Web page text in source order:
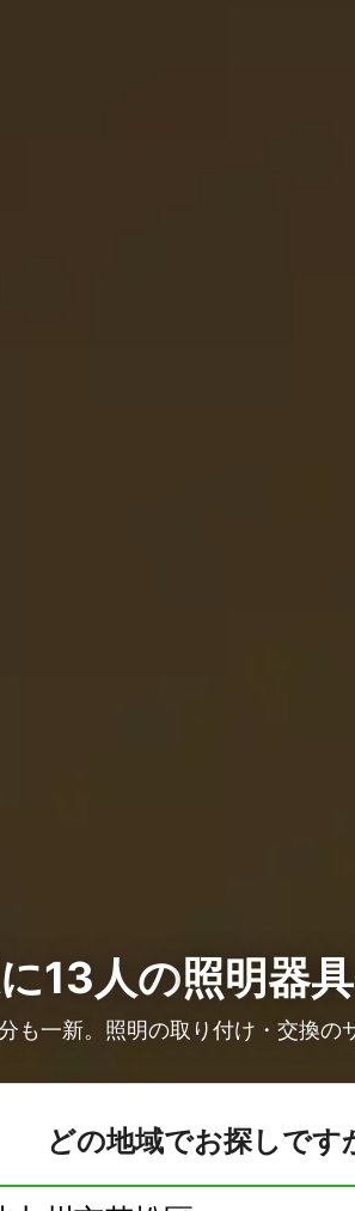
13人の照明器
も一新。照明の取り付け・交換の
どの地域でお探しです